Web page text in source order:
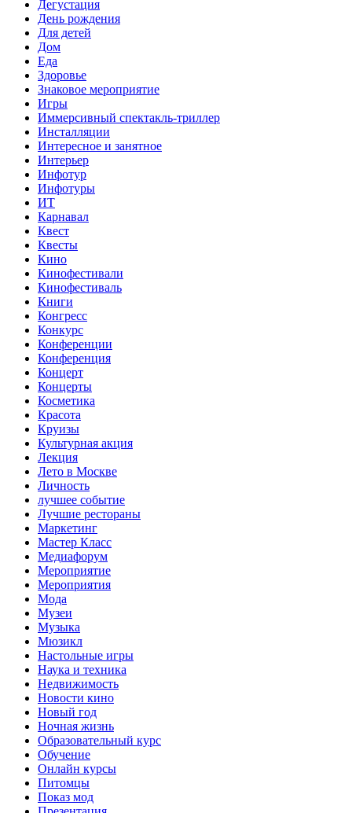
Дегустация
День рождения
Для детей
Дом
Еда
Здоровье
Знаковое мероприятие
Игры
Иммерсивный спектакль-триллер
Инсталляции
Интересное и занятное
Интерьер
Инфотур
Инфотуры
ИТ
Карнавал
Квест
Квесты
Кино
Кинофестивали
Кинофестиваль
Книги
Конгресс
Конкурс
Конференции
Конференция
Концерт
Концерты
Косметика
Красота
Круизы
Культурная акция
Лекция
Лето в Москве
Личность
лучшее событие
Лучшие рестораны
Маркетинг
Мастер Класс
Медиафорум
Мероприятие
Мероприятия
Мода
Музеи
Музыка
Мюзикл
Настольные игры
Наука и техника
Недвижимость
Новости кино
Новый год
Ночная жизнь
Образовательный курс
Обучение
Онлайн курсы
Питомцы
Показ мод